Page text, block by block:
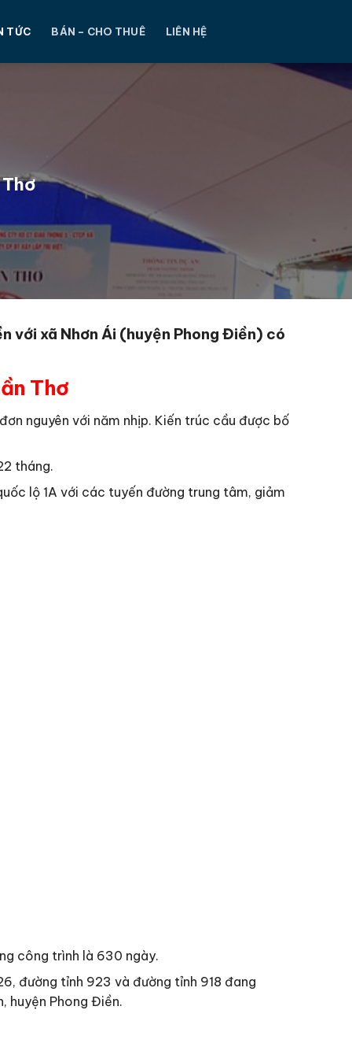
TỨC BÁN – CHO THUÊ LIÊN HỆ
với xã Nhơn Ái (huyện Phong Điền) có
Thơ
nguyên với năm nhịp. Kiến trúc cầu được bố
tháng.
lộ 1A với các tuyến đường trung tâm, giảm
công trình là 630 ngày.
đường tỉnh 923 và đường tỉnh 918 đang
huyện Phong Điền.